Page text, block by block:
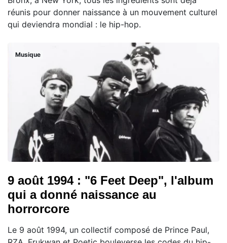
réunis pour donner naissance à un mouvement culturel
qui deviendra mondial : le hip-hop.
Musique
9 août 1994 : "6 Feet Deep", l'album
qui a donné naissance au
horrorcore
Le 9 août 1994, un collectif composé de Prince Paul,